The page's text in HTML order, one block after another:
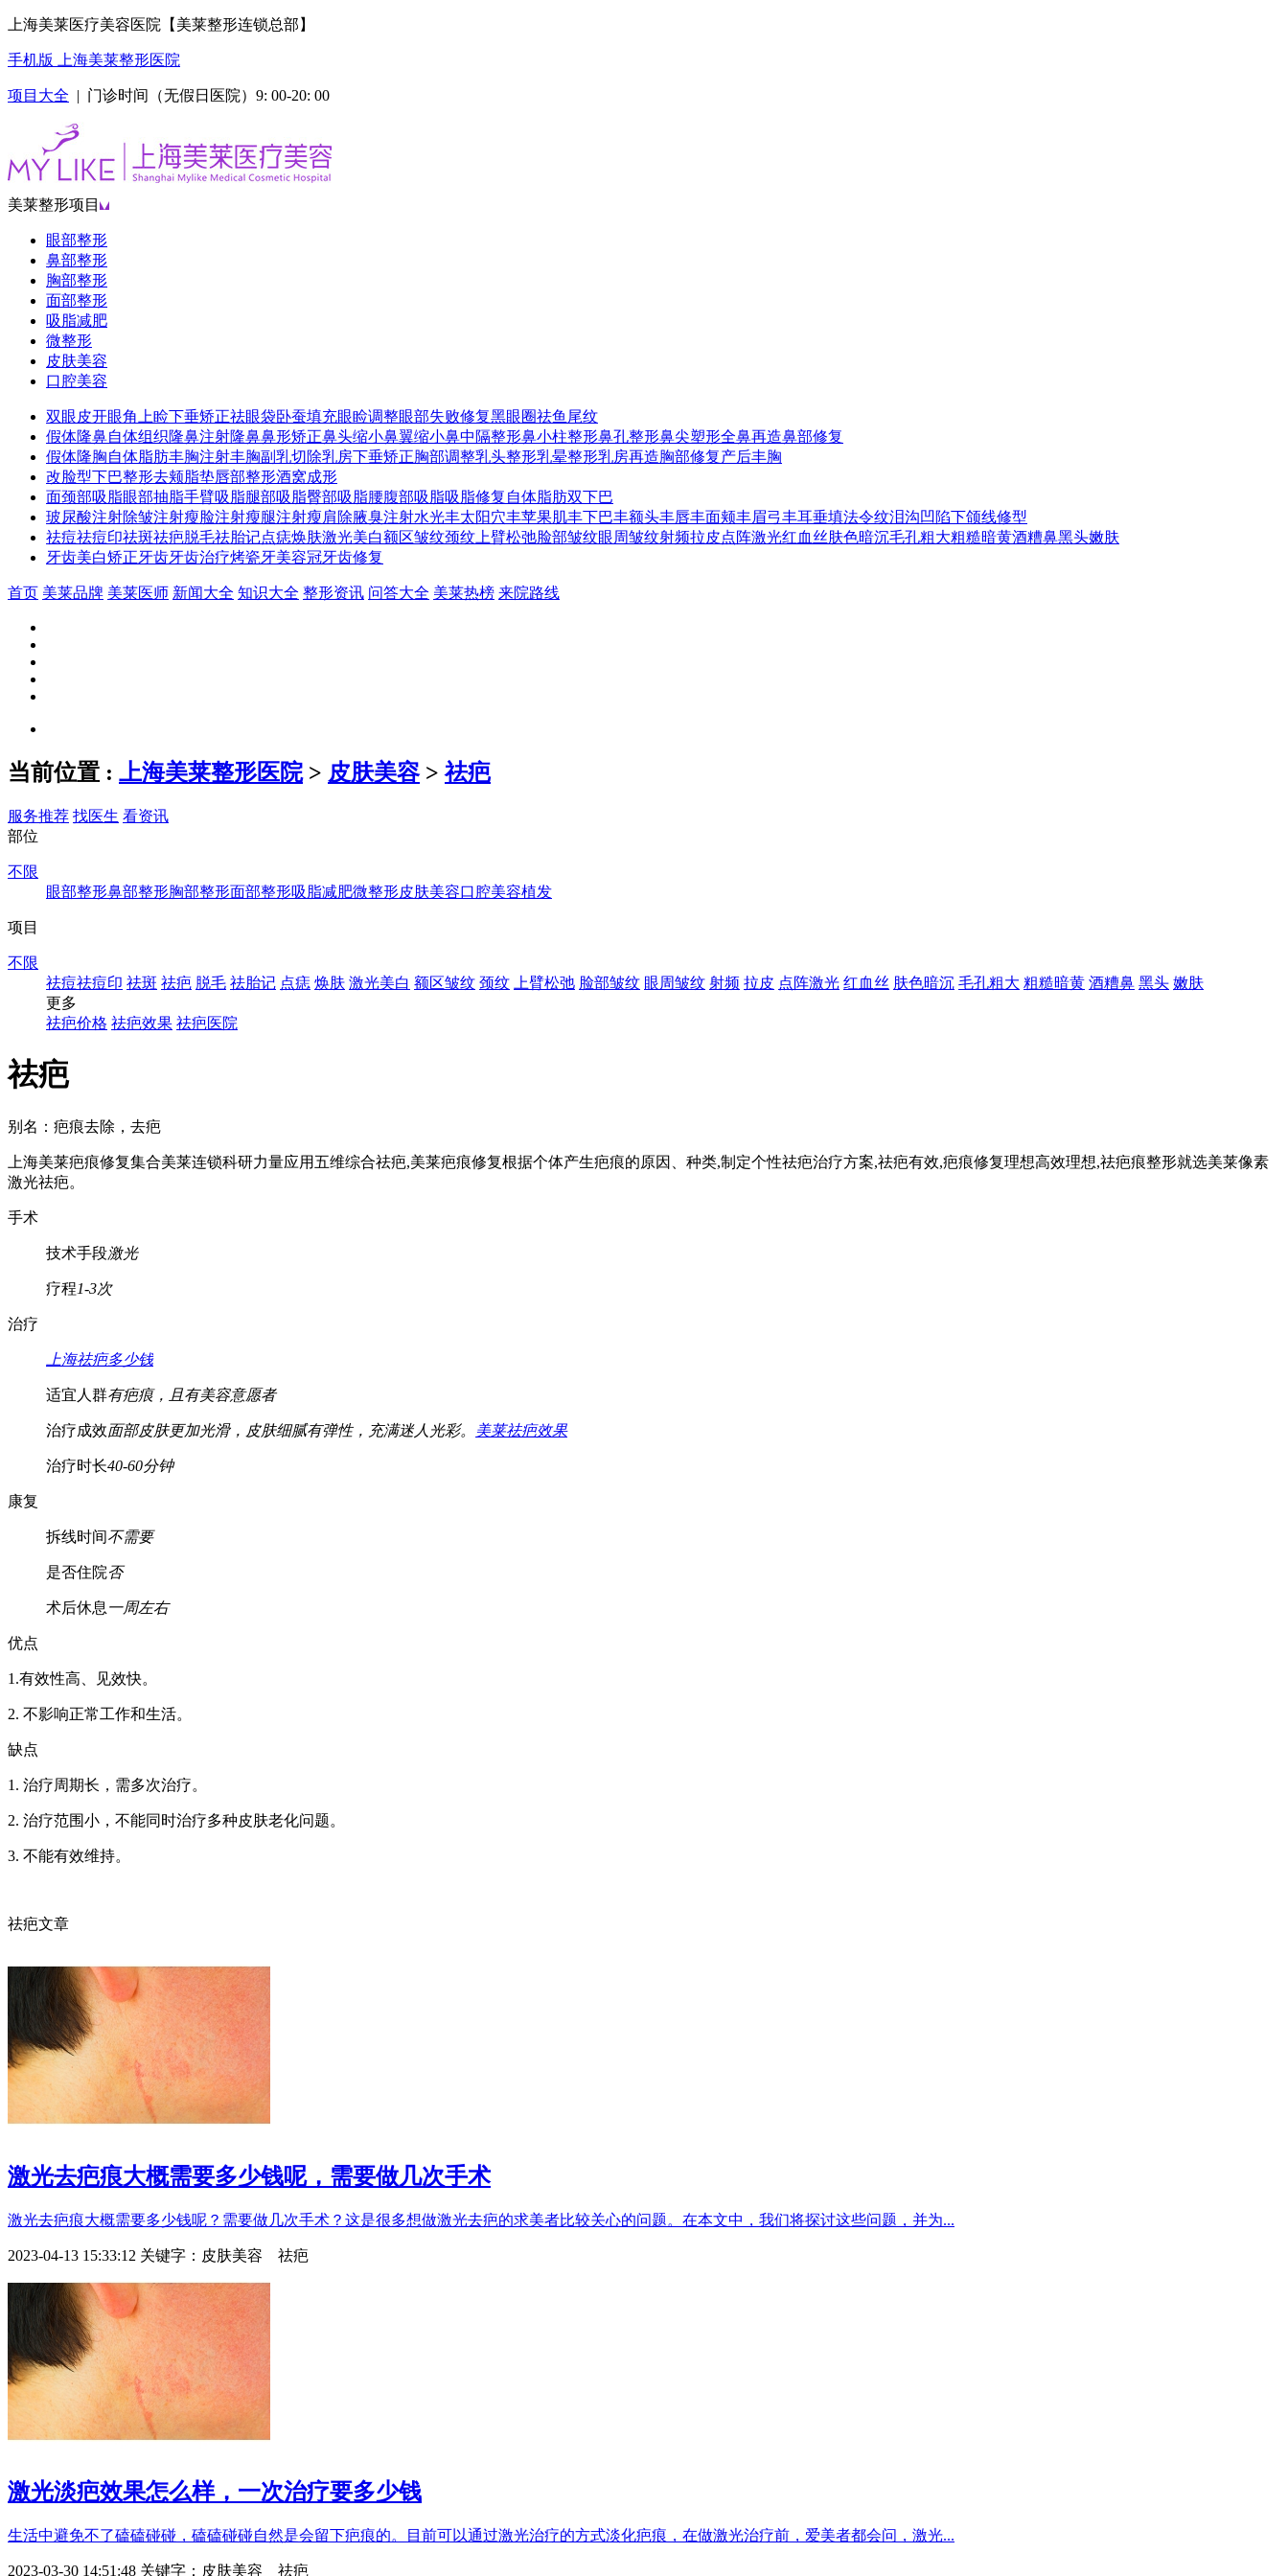
上海美莱医疗美容医院【美莱整形连锁总部】
手机版 上海美莱整形医院
项目大全 | 门诊时间（无假日医院）9: 00-20: 00
美莱整形项目
眼部整形
鼻部整形
胸部整形
面部整形
吸脂减肥
微整形
皮肤美容
口腔美容
双眼皮开眼角 上睑下垂矫正祛眼袋卧蚕填充眼睑调整眼部失败修复黑眼圈祛鱼尾纹
假体隆鼻自体组织隆鼻注射隆鼻鼻形矫正鼻头缩小鼻翼缩小鼻中隔整形鼻小柱整形鼻孔整形鼻尖塑形全鼻再造鼻部修复
假体隆胸自体脂肪丰胸注射丰胸副乳切除乳房下垂矫正胸部调整乳头整形乳晕整形乳房再造胸部修复产后丰胸
改脸型下巴整形去颊脂垫唇部整形酒窝成形
面颈部吸脂眼部抽脂手臂吸脂腿部吸脂臀部吸脂腰腹部吸脂吸脂修复 自体脂肪双下巴
玻尿酸注射除皱注射瘦脸注射瘦腿注射瘦肩 除腋臭注射水光丰太阳穴丰苹果肌丰下巴丰额头丰唇丰面颊丰眉弓丰耳垂填法令纹泪沟凹陷下颌线修型
祛痘祛痘印祛斑祛疤脱毛祛胎记点痣焕肤激光美白额区皱纹颈纹 上臂松弛脸部皱纹眼周皱纹射频拉皮点阵激光红血丝肤色暗沉毛孔粗大粗糙暗黄酒糟鼻黑头嫩肤
牙齿美白矫正牙齿牙齿治疗烤瓷牙美容冠牙齿修复
首页 美莱品牌 美莱医师 新闻大全 知识大全 整形资讯 问答大全 美莱热榜 来院路线
当前位置 : 上海美莱整形医院> 皮肤美容>祛疤
服务推荐 找医生 看资讯
部位
不限
眼部整形鼻部整形胸部整形面部整形吸脂减肥微整形皮肤美容口腔美容植发
项目
不限
祛痘祛痘印 祛斑 祛疤 脱毛 祛胎记 点痣 焕肤 激光美白 额区皱纹 颈纹 上臂松弛 脸部皱纹 眼周皱纹 射频 拉皮 点阵激光 红血丝 肤色暗沉 毛孔粗大 粗糙暗黄 酒糟鼻 黑头 嫩肤
更多
祛疤价格 祛疤效果 祛疤医院
祛疤
别名：疤痕去除，去疤
上海美莱疤痕修复集合美莱连锁科研力量应用五维综合祛疤,美莱疤痕修复根据个体产生疤痕的原因、种类,制定个性祛疤治疗方案,祛疤有效,疤痕修复理想高效理想,祛疤痕整形就选美莱像素
激光祛疤。
手术
技术手段激光
疗程1-3次
治疗
上海祛疤多少钱
适宜人群有疤痕，且有美容意愿者
治疗成效面部皮肤更加光滑，皮肤细腻有弹性，充满迷人光彩。 美莱祛疤效果
治疗时长40-60分钟
康复
拆线时间不需要
是否住院否
术后休息 一周左右
优点
1.有效性高、见效快。
2. 不影响正常工作和生活。
缺点
1. 治疗周期长，需多次治疗。
2. 治疗范围小，不能同时治疗多种皮肤老化问题。
3. 不能有效维持。
祛疤文章
激光去疤痕大概需要多少钱呢，需要做几次手术
激光去疤痕大概需要多少钱呢？需要做几次手术？这是很多想做激光去疤的求美者比较关心的问题。在本文中，我们将探讨这些问题，并为...
2023-04-13 15:33:12 关键字： 皮肤美容 祛疤
激光淡疤效果怎么样，一次治疗要多少钱
生活中避免不了磕磕碰碰，磕磕碰碰自然是会留下疤痕的。目前可以通过激光治疗的方式淡化疤痕，在做激光治疗前，爱美者都会问，激光...
2023-03-30 14:51:48 关键字： 皮肤美容 祛疤